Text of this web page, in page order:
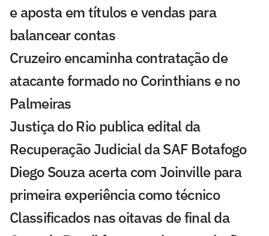
e aposta em títulos e vendas para
balancear contas
Cruzeiro encaminha contratação de
atacante formado no Corinthians e no
Palmeiras
Justiça do Rio publica edital da
Recuperação Judicial da SAF Botafogo
Diego Souza acerta com Joinville para
primeira experiência como técnico
Classificados nas oitavas de final da